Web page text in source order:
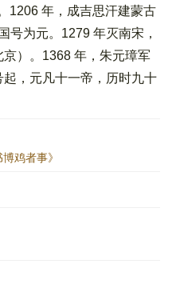
1206 年，成吉思汗建蒙古
号为元。1279 年灭南宋，
）。1368 年，朱元璋军
，元凡十一帝，历时九十
鸡者事》